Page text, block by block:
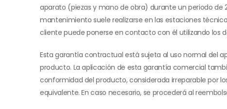
aparato (piezas y mano de obra) durante un periodo
mantenimiento suele realizarse en las estaciones
cliente puede ponerse en contacto con él utilizando los
Esta garantía contractual está sujeta al uso normal del
producto. La aplicación de esta garantía comercial
conformidad del producto, considerada irreparable por
equivalente. En caso necesario, se procederá al